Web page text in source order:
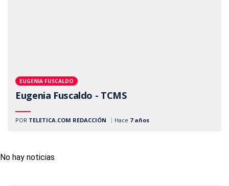
EUGENIA FUSCALDO
Eugenia Fuscaldo - TCMS
Hace 7 años
POR TELETICA.COM REDACCIÓN
No hay noticias